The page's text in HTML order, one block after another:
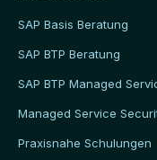
SAP Basis Beratung
SAP BTP Beratung
SAP BTP Managed
Managed Service
Praxisnahe Schulungen